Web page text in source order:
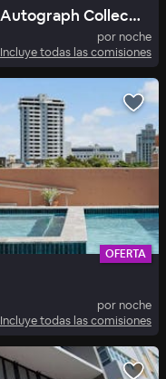
La Concha Resort, Puerto Rico, Autograph Collection.
por noche
Incluye todas las comisiones
OFERTA
por noche
Incluye todas las comisiones